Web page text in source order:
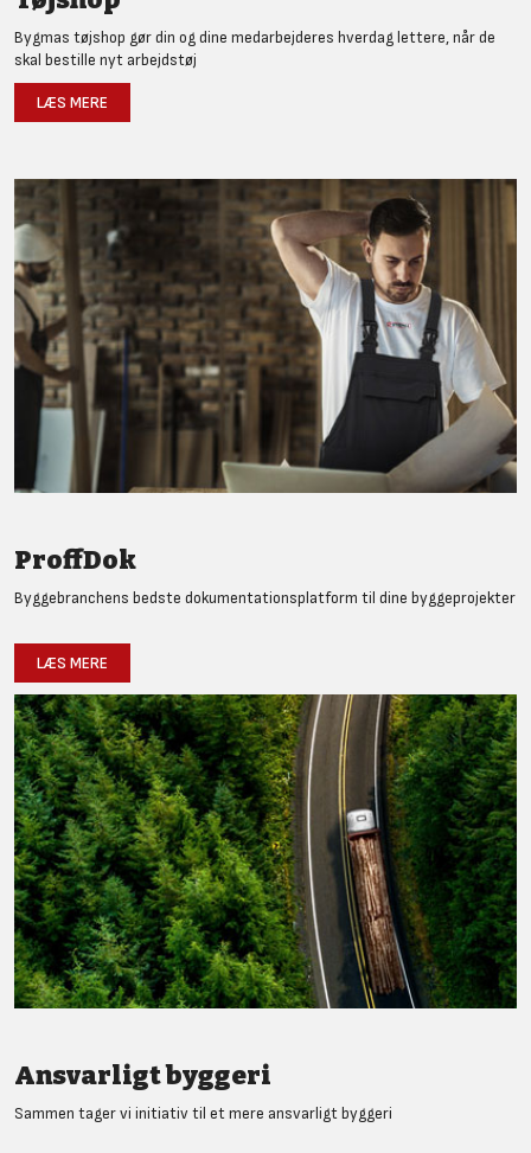
Bygmas tøjshop gør din og dine medarbejderes hverdag lettere, når de
skal bestille nyt arbejdstøj
LÆS MERE
ProffDok
Byggebranchens bedste dokumentationsplatform til dine byggeprojekter
LÆS MERE
Ansvarligt byggeri
Sammen tager vi initiativ til et mere ansvarligt byggeri